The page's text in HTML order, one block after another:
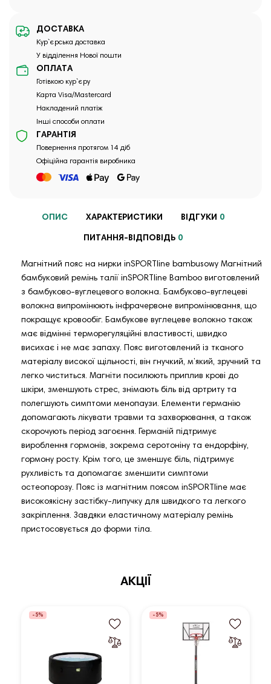
ДОСТАВКА
Кур`єрська доставка
У відділення Нової пошти
ОПЛАТА
Готівкою кур`єру
Карта Visa/Mastercard
Накладений платіж
Інші способи оплати
ГАРАНТІЯ
Повернення протягом 14 діб
Офіційна гарантія виробника
ОПИС ХАРАКТЕРИСТИКИ ВІДГУКИ 0
ПИТАННЯ-ВІДПОВІДЬ 0
Магнітний пояс на нирки inSPORTline bambusowy Магнітний
бамбуковий ремінь талії inSPORTline Bamboo виготовлений
з бамбуково-вуглецевого волокна. Бамбуково-вуглецеві
волокна випромінюють інфрачервоне випромінювання, що
покращує кровообіг. Бамбукове вуглецеве волокно також
має відмінні терморегуляційні властивості, швидко
висихає і не має запаху. Пояс виготовлений із тканого
матеріалу високої щільності, він гнучкий, м’який, зручний та
легко чиститься. Магніти посилюють приплив крові до
шкіри, зменшують стрес, знімають біль від артриту та
полегшують симптоми менопаузи. Елементи германію
допомагають лікувати травми та захворювання, а також
скорочують період загоєння. Германій підтримує
вироблення гормонів, зокрема серотоніну та ендорфіну,
гормону росту. Крім того, це зменшує біль, підтримує
рухливість та допомагає зменшити симптоми
остеопорозу. Пояс із магнітним поясом inSPORTline має
високоякісну застібку-липучку для швидкого та легкого
закріплення. Завдяки еластичному матеріалу ремінь
пристосовується до форми тіла.
АКЦІЇ
-5% -5%